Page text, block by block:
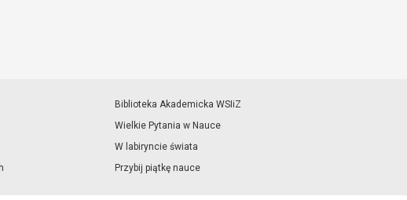
Biblioteka Akademicka WSIiZ
Wielkie Pytania w Nauce
W labiryncie świata
Przybij piątkę nauce